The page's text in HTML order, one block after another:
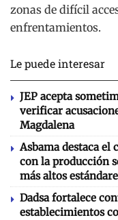
zonas de difícil
enfrentamientos.
Le puede interesar
JEP acepta
verificar
Magdalena
Asbama destaca el
con la producción
más altos
Dadsa fortalece
establecimientos